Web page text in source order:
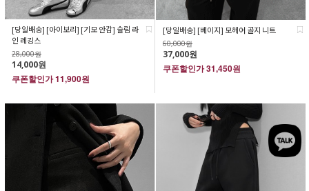
[당일배송] [아이보리] [기모 안감] 슬림 라
인 레깅스
28,000원
14,000원
쿠폰할인가11,900원
[당일배송] [베이지] 모헤어 골지 니트
60,000원
37,000원
쿠폰할인가31,450원